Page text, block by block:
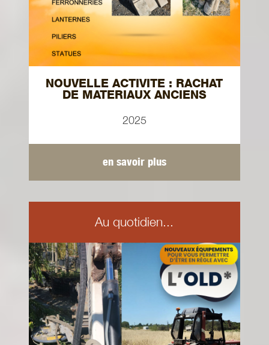
NOUVELLE ACTIVITE : RACHAT
DE MATERIAUX ANCIENS
2025
en savoir plus
Au quotidien...